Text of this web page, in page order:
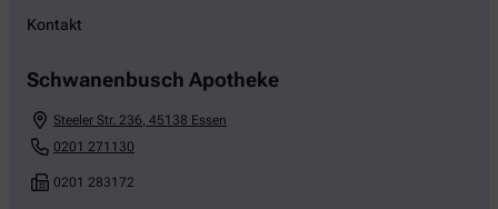
Kontakt
Schwanenbusch Apotheke
Steeler Str. 236, 45138 Essen
0201 271130
0201 283172